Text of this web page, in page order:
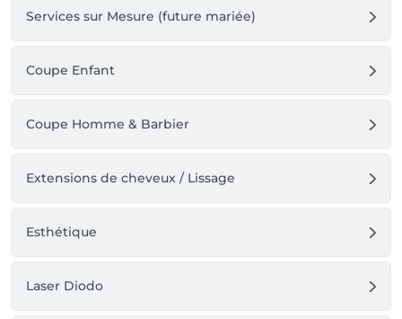
Services sur Mesure (future mariée)
Coupe Enfant
Coupe Homme & Barbier
Extensions de cheveux / Lissage
Esthétique
Laser Diodo